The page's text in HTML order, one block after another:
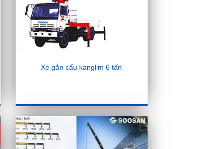
Xe gắn cẩu kanglim 6 tấn